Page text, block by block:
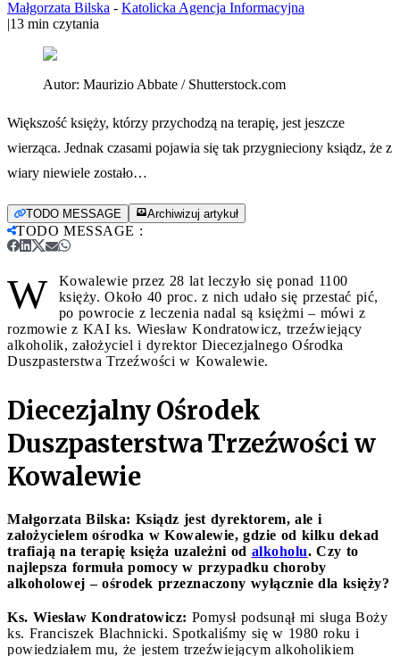
Małgorzata Bilska - Katolicka Agencja Informacyjna
|13 min czytania
Autor: Maurizio Abbate / Shutterstock.com
Większość księży, którzy przychodzą na terapię, jest jeszcze
wierząca. Jednak czasami pojawia się tak przygnieciony ksiądz, że z
wiary niewiele zostało…
TODO MESSAGE Archiwizuj artykuł
TODO MESSAGE :
W
Kowalewie przez 28 lat leczyło się ponad 1100
księży. Około 40 proc. z nich udało się przestać pić,
po powrocie z leczenia nadal są księżmi – mówi z
rozmowie z KAI ks. Wiesław Kondratowicz, trzeźwiejący
alkoholik, założyciel i dyrektor Diecezjalnego Ośrodka
Duszpasterstwa Trzeźwości w Kowalewie.
Diecezjalny Ośrodek
Duszpasterstwa Trzeźwości w
Kowalewie
Małgorzata Bilska: Ksiądz jest dyrektorem, ale i
założycielem ośrodka w Kowalewie, gdzie od kilku dekad
trafiają na terapię księża uzależni od alkoholu. Czy to
najlepsza formuła pomocy w przypadku choroby
alkoholowej – ośrodek przeznaczony wyłącznie dla księży?
Ks. Wiesław Kondratowicz: Pomysł podsunął mi sługa Boży
ks. Franciszek Blachnicki. Spotkaliśmy się w 1980 roku i
powiedziałem mu, że jestem trzeźwiejącym alkoholikiem